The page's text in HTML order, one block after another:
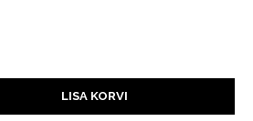
LISA KORVI